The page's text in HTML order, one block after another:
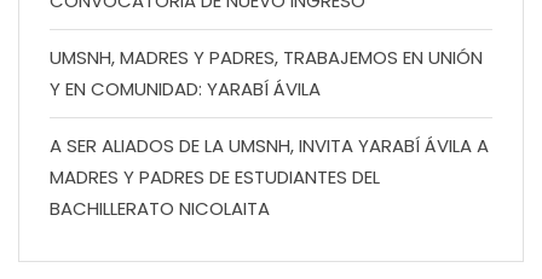
UMSNH, MADRES Y PADRES, TRABAJEMOS EN UNIÓN
Y EN COMUNIDAD: YARABÍ ÁVILA
A SER ALIADOS DE LA UMSNH, INVITA YARABÍ ÁVILA A
MADRES Y PADRES DE ESTUDIANTES DEL
BACHILLERATO NICOLAITA